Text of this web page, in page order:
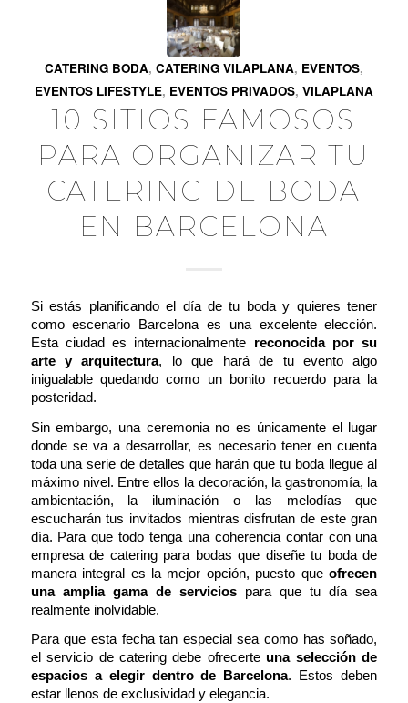
CATERING BODA, CATERING VILAPLANA, EVENTOS,
EVENTOS LIFESTYLE, EVENTOS PRIVADOS, VILAPLANA
10 SITIOS FAMOSOS
PARA ORGANIZAR TU
CATERING DE BODA
EN BARCELONA
Si estás planificando el día de tu boda y quieres tener
como escenario Barcelona es una excelente elección.
Esta ciudad es internacionalmente reconocida por su
arte y arquitectura, lo que hará de tu evento algo
inigualable quedando como un bonito recuerdo para la
posteridad.
Sin embargo, una ceremonia no es únicamente el lugar
donde se va a desarrollar, es necesario tener en cuenta
toda una serie de detalles que harán que tu boda llegue al
máximo nivel. Entre ellos la decoración, la gastronomía, la
ambientación, la iluminación o las melodías que
escucharán tus invitados mientras disfrutan de este gran
día. Para que todo tenga una coherencia contar con una
empresa de catering para bodas que diseñe tu boda de
manera integral es la mejor opción, puesto queofrecen
una amplia gama de serviciospara que tu día sea
realmente inolvidable.
Para que esta fecha tan especial sea como has soñado,
el servicio de catering debe ofrecerte una selección de
espacios a elegir dentro de Barcelona. Estos deben
estar llenos de exclusividad y elegancia.